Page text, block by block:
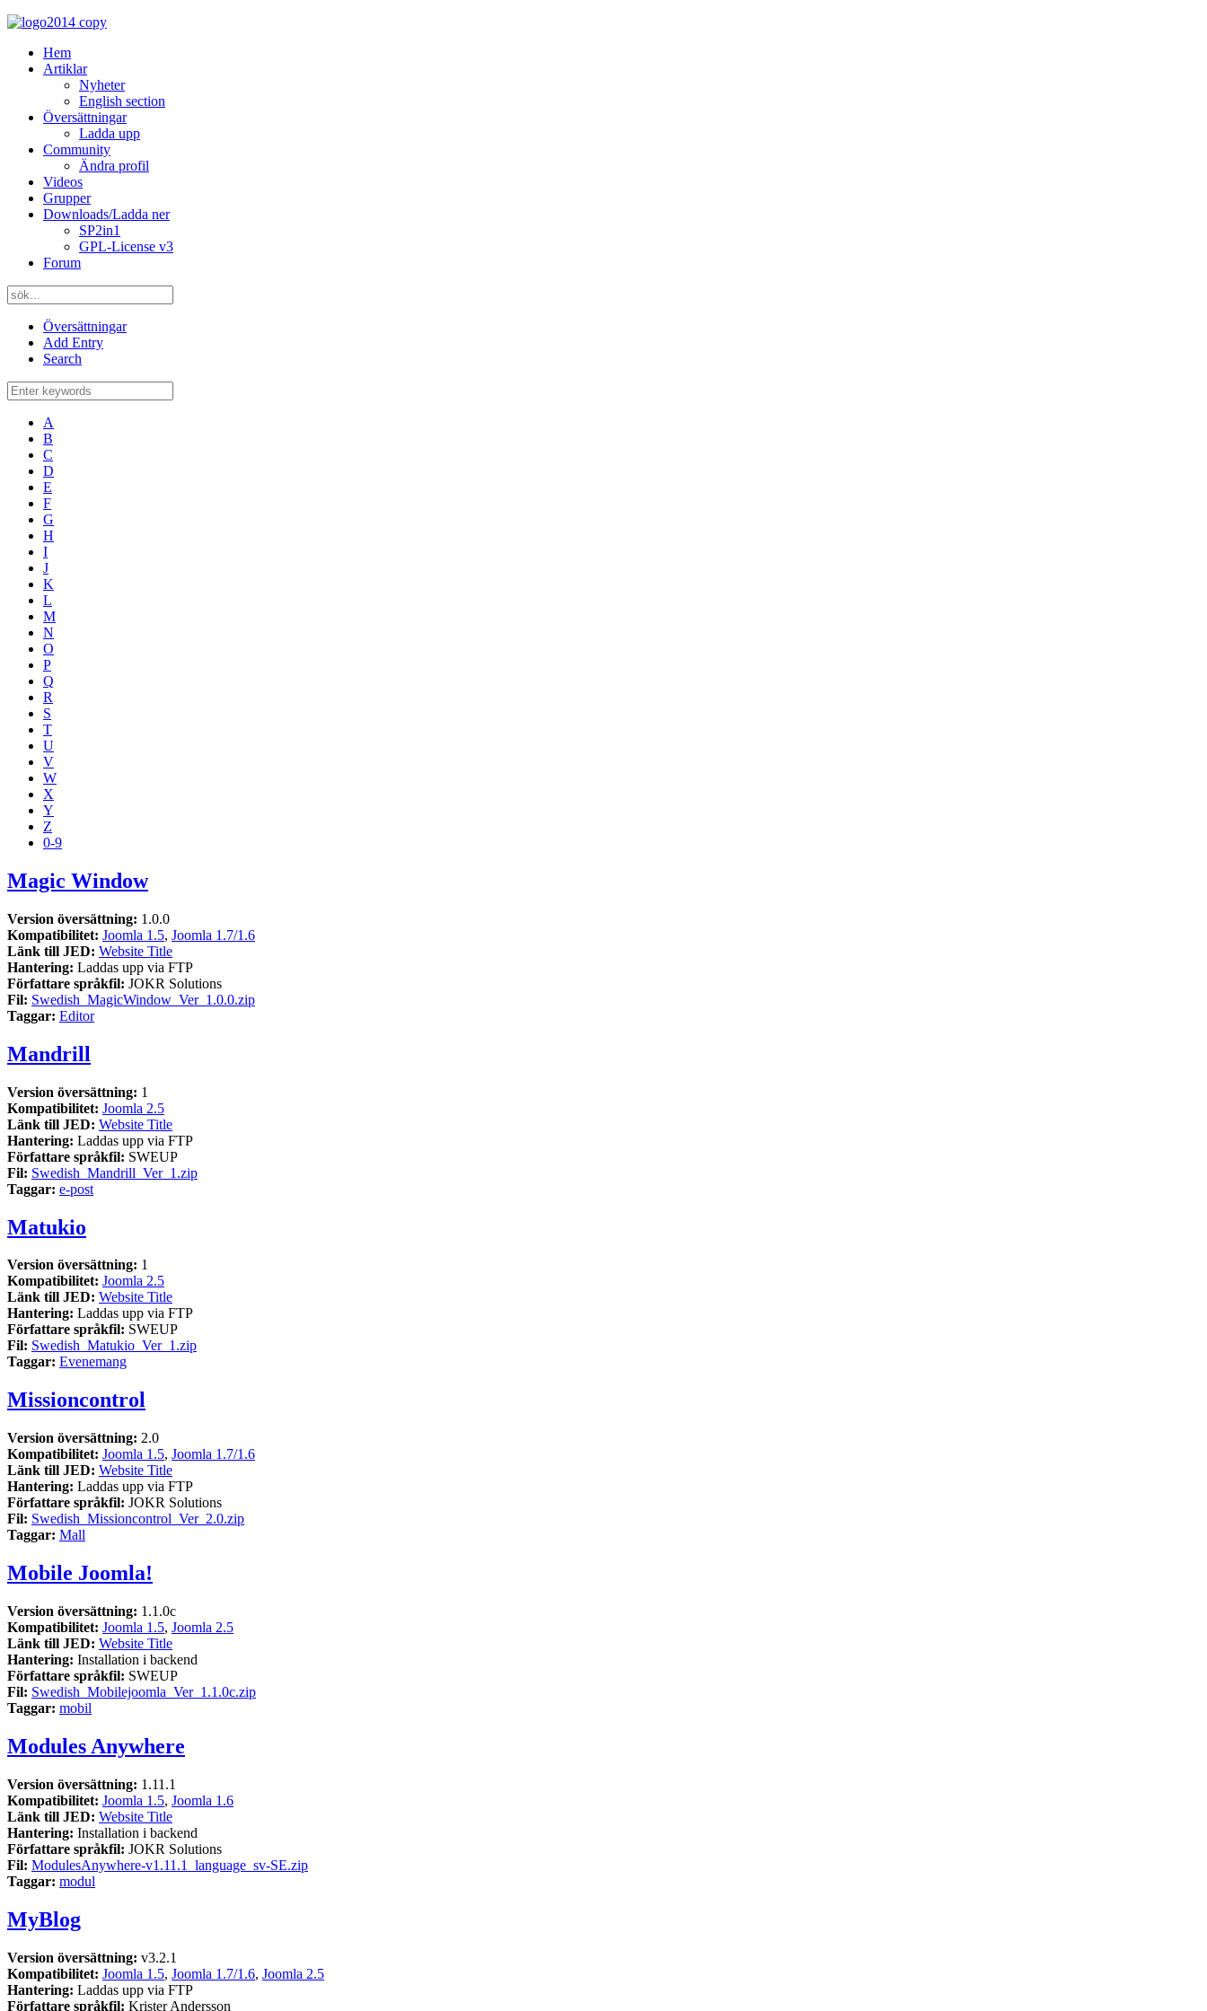
Hem
Artiklar
Nyheter
English section
Översättningar
Ladda upp
Community
Ändra profil
Videos
Grupper
Downloads/Ladda ner
SP2in1
GPL-License v3
Forum
Översättningar
Add Entry
Search
A
B
C
D
E
F
G
H
I
J
K
L
M
N
O
P
Q
R
S
T
U
V
W
X
Y
Z
0-9
Magic Window
Version översättning: 1.0.0
Kompatibilitet: Joomla 1.5, Joomla 1.7/1.6
Länk till JED: Website Title
Hantering: Laddas upp via FTP
Författare språkfil: JOKR Solutions
Fil: Swedish_MagicWindow_Ver_1.0.0.zip
Taggar: Editor
Mandrill
Version översättning: 1
Kompatibilitet: Joomla 2.5
Länk till JED: Website Title
Hantering: Laddas upp via FTP
Författare språkfil: SWEUP
Fil: Swedish_Mandrill_Ver_1.zip
Taggar: e-post
Matukio
Version översättning: 1
Kompatibilitet: Joomla 2.5
Länk till JED: Website Title
Hantering: Laddas upp via FTP
Författare språkfil: SWEUP
Fil: Swedish_Matukio_Ver_1.zip
Taggar: Evenemang
Missioncontrol
Version översättning: 2.0
Kompatibilitet: Joomla 1.5, Joomla 1.7/1.6
Länk till JED: Website Title
Hantering: Laddas upp via FTP
Författare språkfil: JOKR Solutions
Fil: Swedish_Missioncontrol_Ver_2.0.zip
Taggar: Mall
Mobile Joomla!
Version översättning: 1.1.0c
Kompatibilitet: Joomla 1.5, Joomla 2.5
Länk till JED: Website Title
Hantering: Installation i backend
Författare språkfil: SWEUP
Fil: Swedish_Mobilejoomla_Ver_1.1.0c.zip
Taggar: mobil
Modules Anywhere
Version översättning: 1.11.1
Kompatibilitet: Joomla 1.5, Joomla 1.6
Länk till JED: Website Title
Hantering: Installation i backend
Författare språkfil: JOKR Solutions
Fil: ModulesAnywhere-v1.11.1_language_sv-SE.zip
Taggar: modul
MyBlog
Version översättning: v3.2.1
Kompatibilitet: Joomla 1.5, Joomla 1.7/1.6, Joomla 2.5
Hantering: Laddas upp via FTP
Författare språkfil: Krister Andersson